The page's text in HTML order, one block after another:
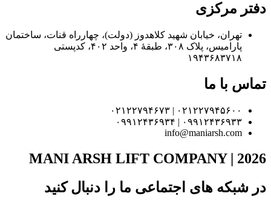
دفتر مرکزی
تهران، خیابان شهید کلاهدوز (دولت)، چهارراه قنات، ساختمان
پارامیس، پلاک ۳۰۸، طبقهٔ ۴، واحد ۴۰۲، کدپستی
۱۹۴۳۶۸۳۷۱۸
تماس با ما
۰۲۱۲۲۷۹۴۵۶۰۰ | ۰۲۱۲۲۷۹۴۶۷۳
۰۹۹۱۲۴۳۶۹۳۳ | ۰۹۹۱۲۴۳۶۹۳۴
info@maniarsh.com
MANI ARSH LIFT COMPANY | 2026
در شبکه های اجتماعی ما را دنبال کنید